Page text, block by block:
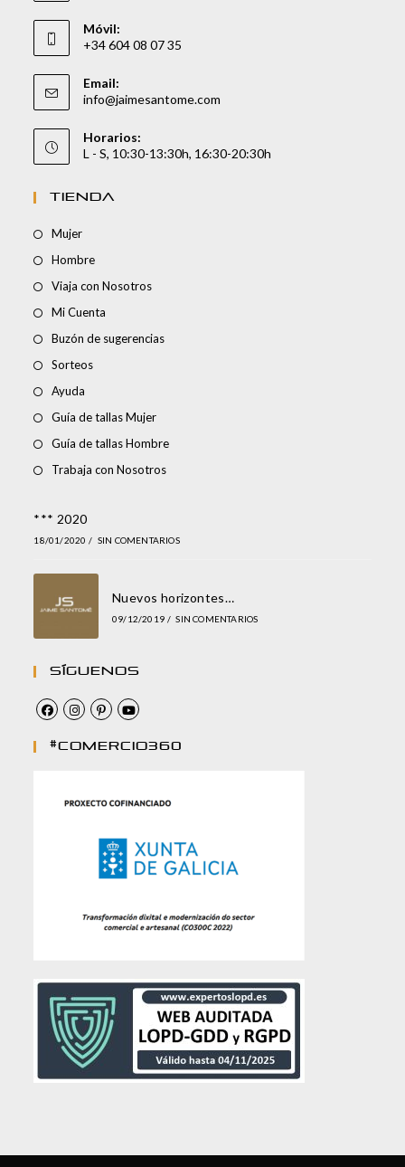
Móvil:
+34 604 08 07 35
Email:
info@jaimesantome.com
Horarios:
L - S, 10:30-13:30h, 16:30-20:30h
TIENDA
Mujer
Hombre
Viaja con Nosotros
Mi Cuenta
Buzón de sugerencias
Sorteos
Ayuda
Guía de tallas Mujer
Guía de tallas Hombre
Trabaja con Nosotros
*** 2020
18/01/2020 / SIN COMENTARIOS
Nuevos horizontes…
09/12/2019 / SIN COMENTARIOS
Síguenos
#comercio360